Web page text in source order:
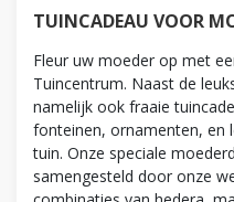
TUINCADEAU VOOR
Fleur uw moeder op met
Tuincentrum. Naast de
namelijk ook fraaie
fonteinen, ornamenten, en
tuin. Onze speciale
samengesteld door onze